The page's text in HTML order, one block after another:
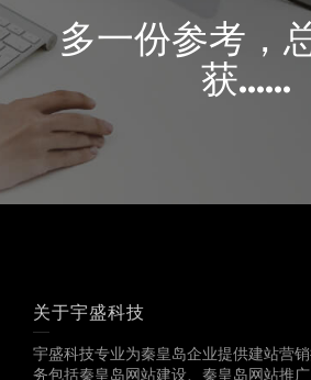
多一份参考，
获……
关于宇盛科技
宇盛科技专业为秦皇岛企业提供建站营
务包括秦皇岛网站建设、秦皇岛网站推